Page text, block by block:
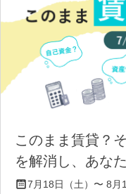
このまま賃貸？
を解消し、あな
7月18日（土）〜 8月